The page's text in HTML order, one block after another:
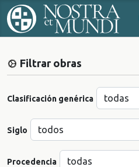
Filtrar obras
Clasificación genérica
Siglo
Procedencia